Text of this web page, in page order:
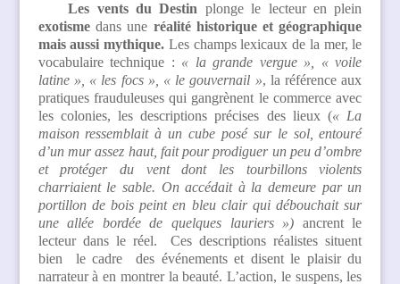
Les vents du Destin plonge le lecteur en plein
exotismedans une réalité historique et géographique
mais aussi mythique. Les champs lexicaux de la mer, le
vocabulaire technique : « la grande vergue », « voile
latine », « les focs », « le gouvernail », la référence aux
pratiques frauduleuses qui gangrènent le commerce avec
les colonies, les descriptions précises des lieux (« La
maison ressemblait à un cube posé sur le sol, entouré
d’un mur assez haut, fait pour prodiguer un peu d’ombre
et protéger du vent dont les tourbillons violents
charriaient le sable. On accédait à la demeure par un
portillon de bois peint en bleu clair qui débouchait sur
une allée bordée de quelques lauriers ») ancrent le
lecteur dans le réel. Ces descriptions réalistes situent
bien le cadre des événements et disent le plaisir du
narrateur à en montrer la beauté. L’action, le suspens, les